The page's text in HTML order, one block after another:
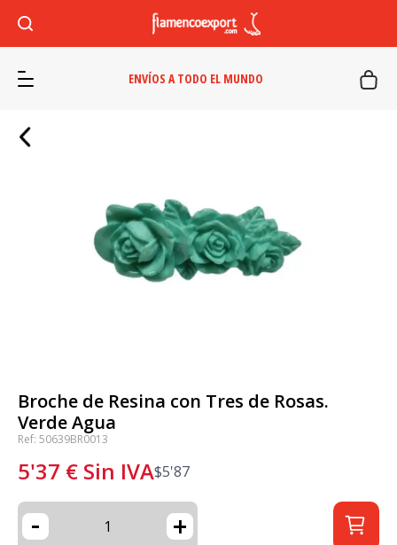
ENVÍOS A TODO EL MUNDO
Broche de Resina con Tres de Rosas.
Verde Agua
Ref: 50639BR0013
5'37 € Sin IVA$5'87
- +